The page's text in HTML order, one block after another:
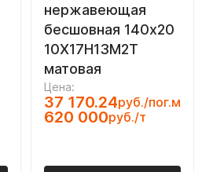
нержавеющая
бесшовная 140х20
10Х17Н13М2Т
матовая
Цена:
37 170.24руб./пог.м
620 000руб./т